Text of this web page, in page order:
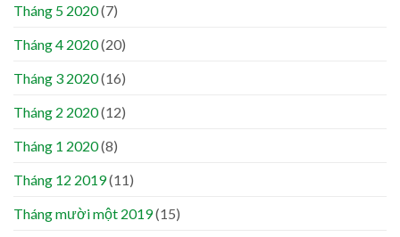
Tháng 5 2020(7)
Tháng 4 2020(20)
Tháng 3 2020(16)
Tháng 2 2020(12)
Tháng 1 2020(8)
Tháng 12 2019(11)
Tháng mười một 2019(15)